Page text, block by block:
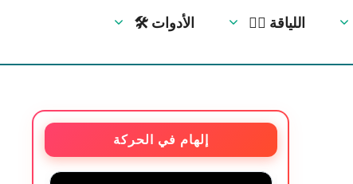
🛠 الأدوات 🏋️‍♀️ اللياقة
إلهام في الحركة